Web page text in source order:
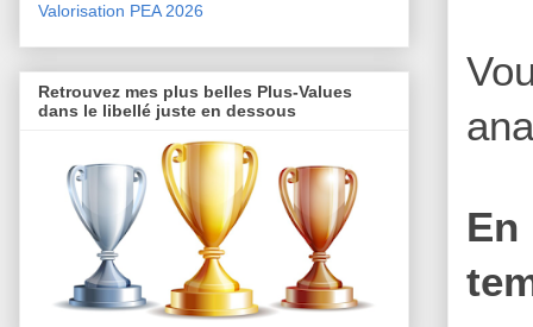
Valorisation PEA 2026
Retrouvez mes plus belles Plus-Values
dans le libellé juste en dessous